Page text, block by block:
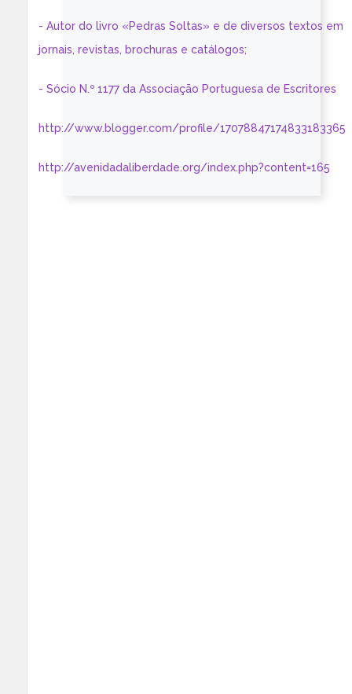
- Autor do livro «Pedras Soltas» e de diversos textos em
jornais, revistas, brochuras e catálogos;
- Sócio N.º 1177 da Associação Portuguesa de Escritores
http://www.blogger.com/profile/17078847174833183365
http://avenidadaliberdade.org/index.php?content=165